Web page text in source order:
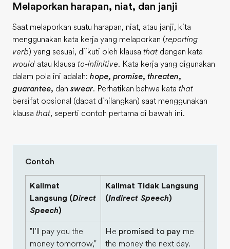
Kantor dan sekolah
Kantor terdekat
Tentang kami
Cerita kami
Bergabung dengan tim kami
Melaporkan harapan, niat, dan janji
Saat melaporkan suatu harapan, niat, atau janji, kita
menggunakan kata kerja yang melaporkan (reporting
verb) yang sesuai, diikuti oleh klausa that dengan kata
would atau klausa to-infinitive. Kata kerja yang digunakan
dalam pola ini adalah: hope, promise, threaten,
guarantee, dan swear. Perhatikan bahwa kata that
bersifat opsional (dapat dihilangkan) saat menggunakan
klausa that, seperti contoh pertama di bawah ini.
Contoh
Kalimat
Langsung (Direct
Speech)
Kalimat Tidak Langsung
(Indirect Speech)
"I'll pay you the
money tomorrow,"
He promised to pay me
the money the next day.